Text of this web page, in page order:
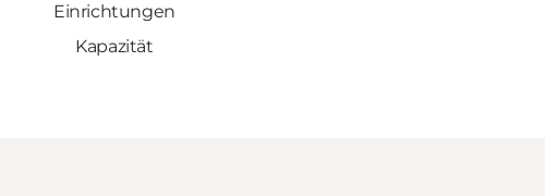
Einrichtungen
Kapazität